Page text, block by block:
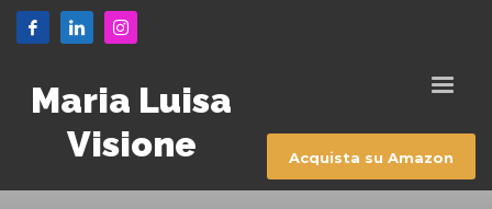
Maria Luisa
Visione
Acquista su Amazon